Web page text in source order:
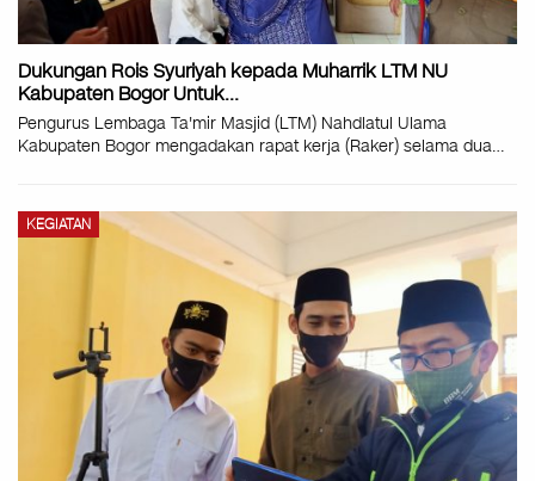
Dukungan Rois Syuriyah kepada Muharrik LTM NU
Kabupaten Bogor Untuk…
Pengurus Lembaga Ta'mir Masjid (LTM) Nahdlatul Ulama
Kabupaten Bogor mengadakan rapat kerja (Raker) selama dua…
KEGIATAN